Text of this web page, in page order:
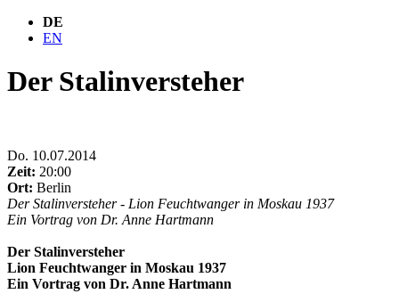
DE
EN
Der Stalinversteher
Do. 10.07.2014
Zeit: 20:00
Ort: Berlin
Der Stalinversteher - Lion Feuchtwanger in Moskau 1937
Ein Vortrag von Dr. Anne Hartmann
Der Stalinversteher
Lion Feuchtwanger in Moskau 1937
Ein Vortrag von Dr. Anne Hartmann